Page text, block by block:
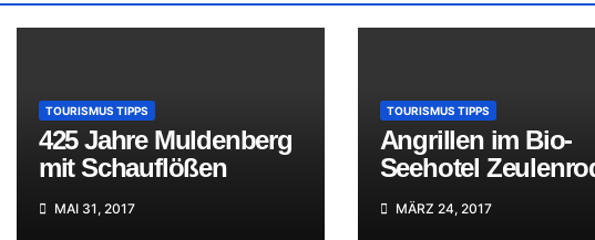
TOURISMUS TIPPS
425 Jahre Muldenberg
mit Schauflößen
MAI 31, 2017
TOURISMUS TIPPS
Angrillen im Bio-
Seehotel
MÄRZ 24, 2017